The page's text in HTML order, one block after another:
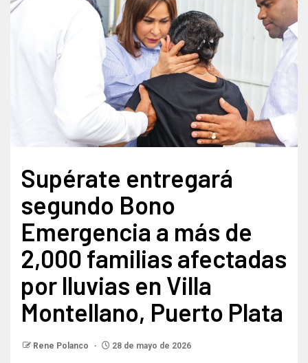
Supérate entregará
segundo Bono
Emergencia a más de
2,000 familias afectadas
por lluvias en Villa
Montellano, Puerto Plata
Rene Polanco 28 de mayo de 2026